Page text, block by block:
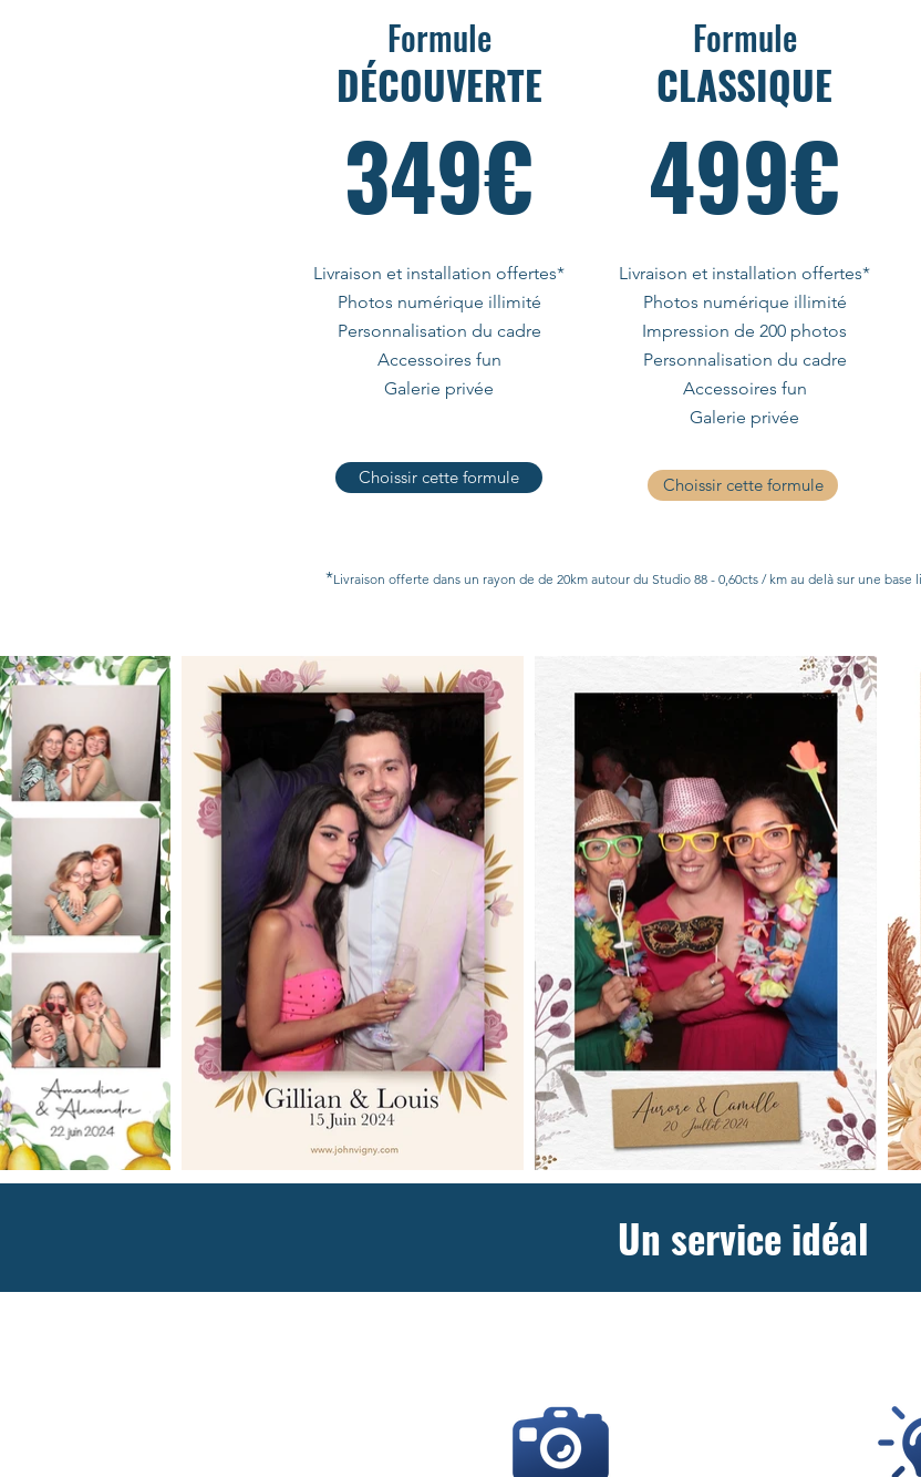
Formule
DÉCOUVERTE
349€
Livraison et installation offertes*
Photos numérique illimité
Personnalisation du cadre
Accessoires fun
Galerie privée
Choissir cette formule
Formule
CLASSIQUE
499€
Livraison et installation offertes*
Photos numérique illimité
Impression de 200 photos
Personnalisation du cadre
Accessoires fun
Galerie privée
Choissir cette formule
*Livraison offerte dans un rayon de de 20km autour du Studio 88 - 0,60cts / km au delà sur une
Un service idéal